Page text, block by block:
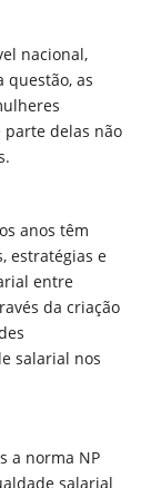
nacional,
as
parte delas não
anos têm
estratégias e
entre
da criação
salarial nos
a norma NP
salarial